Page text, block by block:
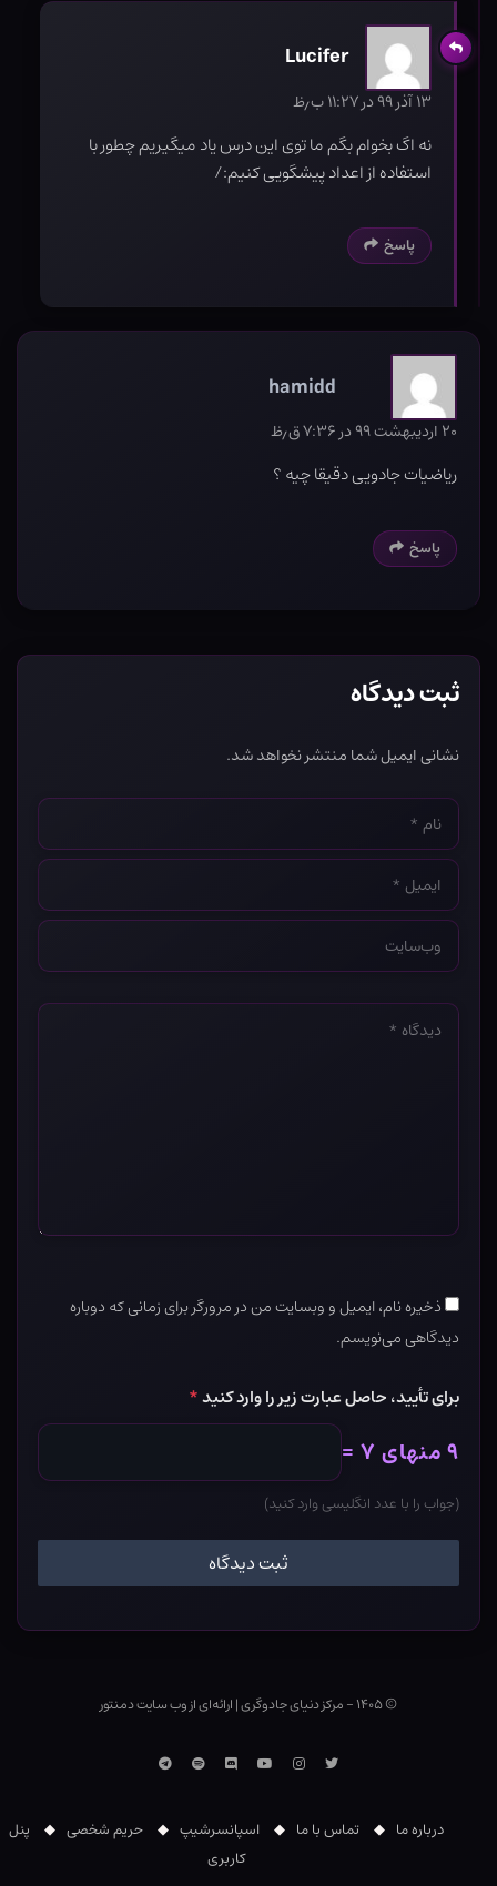
Lucifer
۱۳ آذر ۹۹ در ۱۱:۲۷ ب٫ظ
نه اگ بخوام بگم ما توی این درس یاد میگیریم چطور با
استفاده از اعداد پیشگویی کنیم:/
پاسخ
hamidd
۲۰ اردیبهشت ۹۹ در ۷:۳۶ ق٫ظ
ریاضیات جادویی دقیقا چیه ؟
پاسخ
ثبت دیدگاه
نشانی ایمیل شما منتشر نخواهد شد.
نام
*
ایمیل
*
وب‌سایت
*
دیدگاه
ذخیره نام، ایمیل و وبسایت من در مرورگر برای زمانی که دوباره
دیدگاهی می‌نویسم.
برای تأیید، حاصل عبارت زیر را وارد کنید*
۹ منهای ۷ =
(جواب را با عدد انگلیسی وارد کنید)
© ۱۴۰۵ - مرکز دنیای جادوگری |ارائه‌ای از وب ‌سایت دمنتور
توییتراینستاگرام
یوتوبDiscordاسپاتیفایتلگرام
درباره ما تماس با ما اسپانسرشیپ حریم شخصی
پنل
کاربری